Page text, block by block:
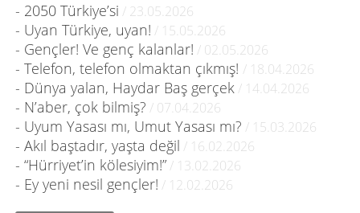
- 2050 Türkiye’si / 23.05.2026
- Uyan Türkiye, uyan! / 15.05.2026
- Gençler! Ve genç kalanlar! / 02.05.2026
- Telefon, telefon olmaktan çıkmış! / 18.04.2026
- Dünya yalan, Haydar Baş gerçek/ 14.04.2026
- N’aber, çok bilmiş? / 07.04.2026
- Uyum Yasası mı, Umut Yasası mı? / 15.03.2026
- Akıl baştadır, yaşta değil / 16.02.2026
- “Hürriyet’in kölesiyim!”/ 13.02.2026
- Ey yeni nesil gençler! / 12.02.2026